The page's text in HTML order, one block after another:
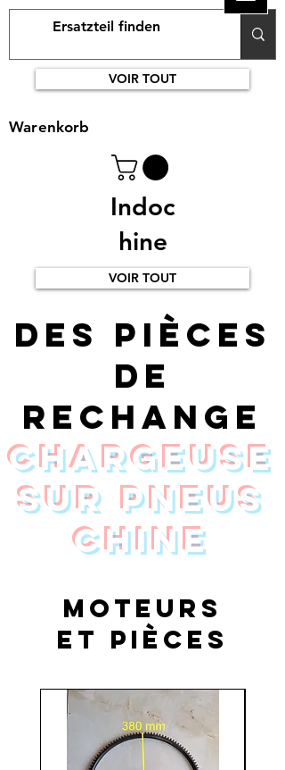
VOIR TOUT
Indoc
hine
Warenkorb
Des pièces
de
rechange
chargeuse
sur pneus
Chine
VOIR TOUT
moteurs
et pièces